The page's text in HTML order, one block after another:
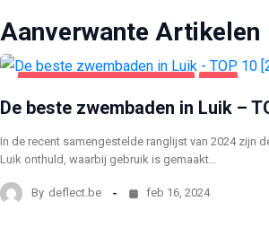
Aanverwante Artikelen
De beste zwembaden in Luik –
In de recent samengestelde ranglijst van 2024 zijn
Luik onthuld, waarbij gebruik is gemaakt…
By deflect.be feb 16, 2024